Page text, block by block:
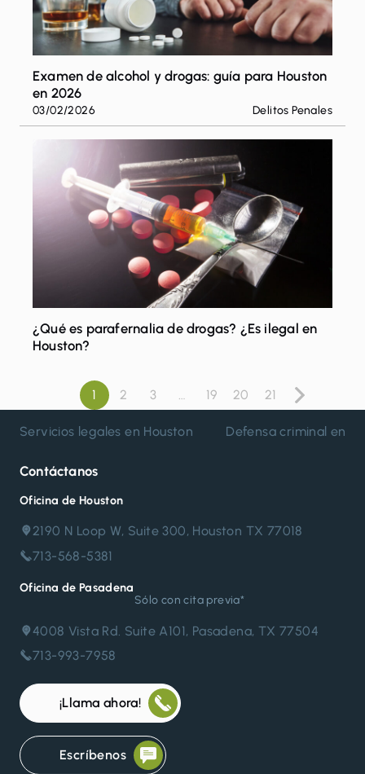
Examen de alcohol y drogas: guía para Houston
en 2026
03/02/2026 Delitos Penales
¿Qué es parafernalia de drogas? ¿Es ilegal en
Houston?
Paginación
de
1 2 3 … 19 20 21
Siguiente
Servicios legales en Houston
Defensa criminal en
Contáctanos
Oficina de Houston
2190 N Loop W, Suite 300, Houston TX 77018
713-568-5381
Oficina de Pasadena
Sólo con cita previa*
4008 Vista Rd. Suite A101, Pasadena, TX 77504
713-993-7958
¡Llama ahora!
Escríbenos